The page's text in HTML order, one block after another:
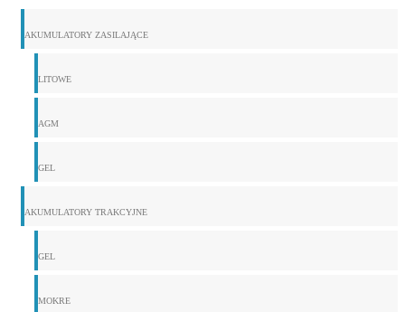
AKUMULATORY ZASILAJĄCE
LITOWE
AGM
GEL
AKUMULATORY TRAKCYJNE
GEL
MOKRE